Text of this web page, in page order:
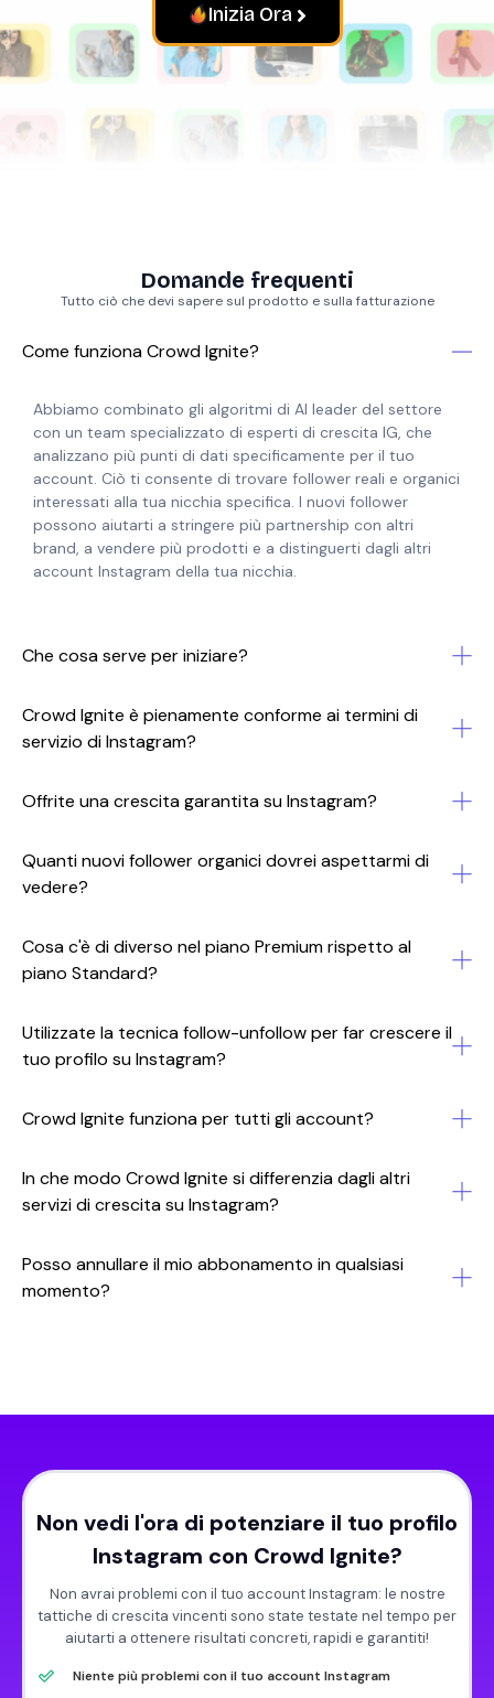
Inizia Ora
Domande frequenti
Tutto ciò che devi sapere sul prodotto e sulla fatturazione
Come funziona Crowd Ignite?
Abbiamo combinato gli algoritmi di AI leader del settore
con un team specializzato di esperti di crescita IG, che
analizzano più punti di dati specificamente per il tuo
account. Ciò ti consente di trovare follower reali e organici
interessati alla tua nicchia specifica. I nuovi follower
possono aiutarti a stringere più partnership con altri
brand, a vendere più prodotti e a distinguerti dagli altri
account Instagram della tua nicchia.
Che cosa serve per iniziare?
Crowd Ignite è pienamente conforme ai termini di
servizio di Instagram?
Offrite una crescita garantita su Instagram?
Quanti nuovi follower organici dovrei aspettarmi di
vedere?
Cosa c'è di diverso nel piano Premium rispetto al
piano Standard?
Utilizzate la tecnica follow-unfollow per far crescere il
tuo profilo su Instagram?
Crowd Ignite funziona per tutti gli account?
In che modo Crowd Ignite si differenzia dagli altri
servizi di crescita su Instagram?
Posso annullare il mio abbonamento in qualsiasi
momento?
Non vedi l'ora di potenziare il tuo profilo
Instagram con Crowd Ignite?
Non avrai problemi con il tuo account Instagram: le nostre
tattiche di crescita vincenti sono state testate nel tempo per
aiutarti a ottenere risultati concreti, rapidi e garantiti!
Niente più problemi con il tuo account Instagram